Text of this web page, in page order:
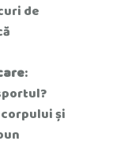
de
:
și